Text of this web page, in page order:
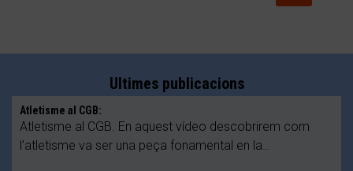
Ultimes publicacions
Atletisme al CGB:
Atletisme al CGB. En aquest vídeo descobrirem com
l’atletisme va ser una peça fonamental en la…